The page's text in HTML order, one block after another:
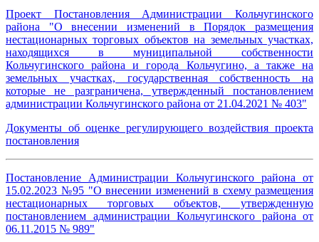
Проект Постановления Администрации Кольчугинского
района "О внесении изменений в Порядок размещения
нестационарных торговых объектов на земельных участках,
находящихся в муниципальной собственности
Кольчугинского района и города Кольчугино, а также на
земельных участках, государственная собственность на
которые не разграничена, утвержденный постановлением
администрации Кольчугинского района от 21.04.2021 № 403"
Документы об оценке регулирующего воздействия проекта
постановления
Постановление Администрации Кольчугинского района от
15.02.2023 №95 "О внесении изменений в схему размещения
нестационарных торговых объектов, утвержденную
постановлением администрации Кольчугинского района от
06.11.2015 № 989"